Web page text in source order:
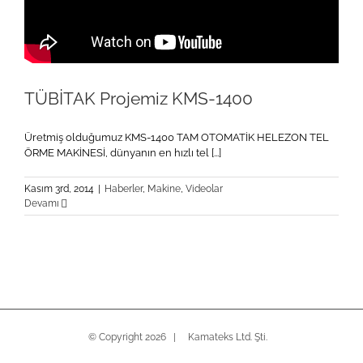
TÜBİTAK Projemiz KMS-1400
Üretmiş olduğumuz KMS-1400 TAM OTOMATİK HELEZON TEL
ÖRME MAKİNESİ, dünyanın en hızlı tel [...]
Kasım 3rd, 2014 Haberler, Makine, Videolar
Devamı
© Copyright 2026 | Kamateks Ltd. Şti.